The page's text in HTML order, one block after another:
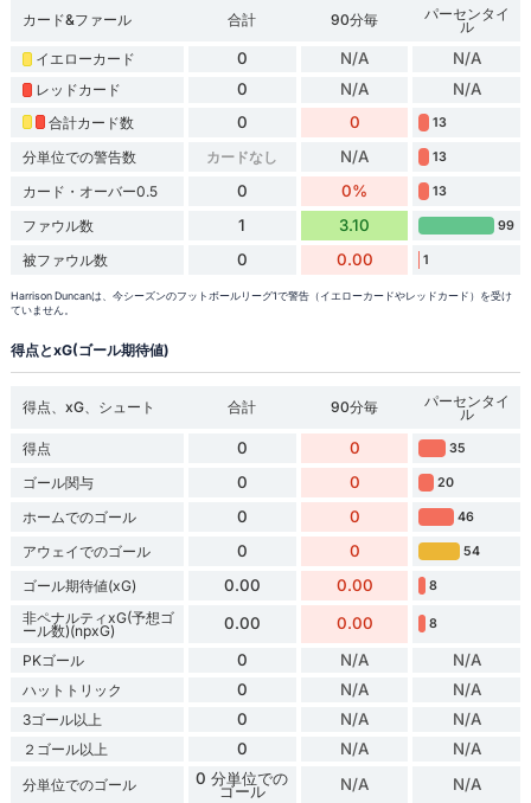
カード&ファール 合計 90分毎 パーセンタイ
ル
イエローカード
0 N/A N/A
レッドカード 0 N/A N/A
合計カード数 0 0 13
分単位での警告数 カードなし N/A 13
カード・オーバー0.5 0 0% 13
ファウル数 1 3.10 99
被ファウル数 0 0.00 1
Harrison Duncanは、今シーズンのフットボールリーグ1で警告（イエローカードやレッドカード）を受け
ていません。
得点とxG(ゴール期待値)
得点、xG、シュート 合計 90分毎 パーセンタイ
ル
得点
0 0 35
ゴール関与 0 0 20
ホームでのゴール 0 0 46
アウェイでのゴール 0 0 54
ゴール期待値(xG) 0.00 0.00 8
非ペナルティxG(予想ゴ
ール数)(npxG) 0.00 0.00 8
PKゴール 0 N/A N/A
ハットトリック 0 N/A N/A
3ゴール以上 0 N/A N/A
２ゴール以上 0 N/A N/A
分単位でのゴール 0 分単位での
ゴール N/A N/A